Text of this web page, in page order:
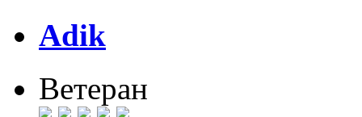
Adik
Ветеран